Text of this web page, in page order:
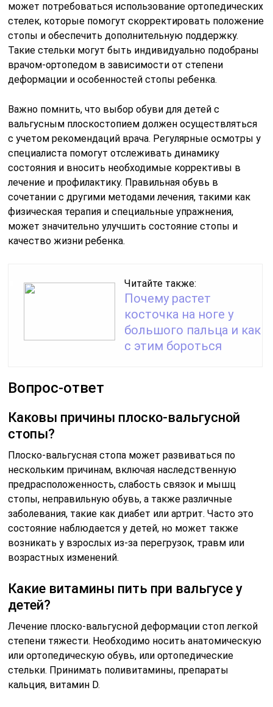
может потребоваться использование ортопедических
стелек, которые помогут скорректировать положение
стопы и обеспечить дополнительную поддержку.
Такие стельки могут быть индивидуально подобраны
врачом-ортопедом в зависимости от степени
деформации и особенностей стопы ребенка.
Важно помнить, что выбор обуви для детей с
вальгусным плоскостопием должен осуществляться
с учетом рекомендаций врача. Регулярные осмотры у
специалиста помогут отслеживать динамику
состояния и вносить необходимые коррективы в
лечение и профилактику. Правильная обувь в
сочетании с другими методами лечения, такими как
физическая терапия и специальные упражнения,
может значительно улучшить состояние стопы и
качество жизни ребенка.
Читайте также:
Почему растет
косточка на ноге у
большого пальца и как
с этим бороться
Вопрос-ответ
Каковы причины плоско-вальгусной
стопы?
Плоско-вальгусная стопа может развиваться по
нескольким причинам, включая наследственную
предрасположенность, слабость связок и мышц
стопы, неправильную обувь, а также различные
заболевания, такие как диабет или артрит. Часто это
состояние наблюдается у детей, но может также
возникать у взрослых из-за перегрузок, травм или
возрастных изменений.
Какие витамины пить при вальгусе у
детей?
Лечение плоско-вальгусной деформации стоп легкой
степени тяжести. Необходимо носить анатомическую
или ортопедическую обувь, или ортопедические
стельки. Принимать поливитамины, препараты
кальция, витамин D.